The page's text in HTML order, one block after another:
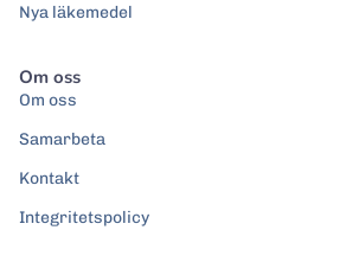
Nya läkemedel
Om oss
Om oss
Samarbeta
Kontakt
Integritetspolicy